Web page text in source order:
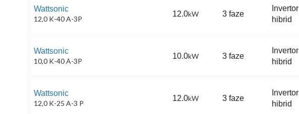
Wattsonic
12,0 K-40 A-3P
12.0kW 3 faze
Invertor
hibrid
Wattsonic
10,0 K-40 A-3P
10.0kW 3 faze
Invertor
hibrid
Wattsonic
12,0 K-25 A-3 P
12.0kW 3 faze
Invertor
hibrid